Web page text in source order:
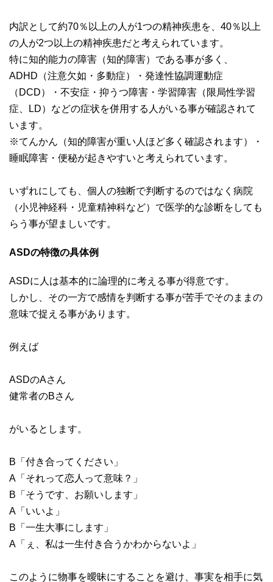
内訳として約70％以上の人が1つの精神疾患を、40％以上
の人が2つ以上の精神疾患だと考えられています。
特に知的能力の障害（知的障害）である事が多く、
ADHD（注意欠如・多動症）・発達性協調運動症
（DCD）・不安症・抑うつ障害・学習障害（限局性学習
症、LD）などの症状を併用する人がいる事が確認されて
います。
※てんかん（知的障害が重い人ほど多く確認されます）・
睡眠障害・便秘が起きやすいと考えられています。
いずれにしても、個人の独断で判断するのではなく病院
（小児神経科・児童精神科など）で医学的な診断をしても
らう事が望ましいです。
ASDの特徴の具体例
ASDに人は基本的に論理的に考える事が得意です。
しかし、その一方で感情を判断する事が苦手でそのままの
意味で捉える事があります。
例えば
ASDのAさん
健常者のBさん
がいるとします。
B「付き合ってください」
A「それって恋人って意味？」
B「そうです、お願いします」
A「いいよ」
B「一生大事にします」
A「ぇ、私は一生付き合うかわからないよ」
このように物事を曖昧にすることを避け、事実を相手に気